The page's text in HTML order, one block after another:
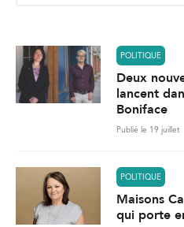
POLITIQUE
Deux
lancent
Boniface
Publié le 19 juillet
POLITIQUE
Maisons
qui porte